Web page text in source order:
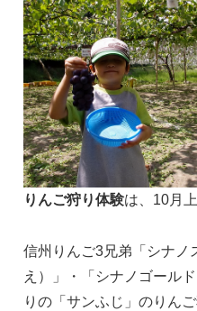
りんご狩り体験は、10月
信州りんご3兄弟「シナノ
え）」・「シナノゴール
りの「サンふじ」のりん